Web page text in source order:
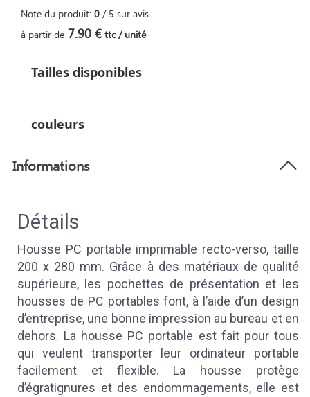
Note du produit: 0 / 5 sur avis
à partir de 7.90 € ttc / unité
Tailles disponibles
couleurs
Informations
Détails
Housse PC portable imprimable recto-verso, taille
200 x 280 mm. Grâce à des matériaux de qualité
supérieure, les pochettes de présentation et les
housses de PC portables font, à l’aide d’un design
d’entreprise, une bonne impression au bureau et en
dehors. La housse PC portable est fait pour tous
qui veulent transporter leur ordinateur portable
facilement et flexible. La housse protège
d’égratignures et des endommagements, elle est